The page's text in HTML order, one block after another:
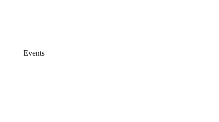
Events